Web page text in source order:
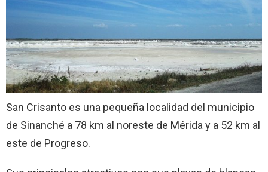
San Crisanto es una pequeña localidad del municipio
de Sinanché a 78 km al noreste de Mérida y a 52 km al
este de Progreso.